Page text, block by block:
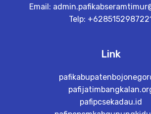
Email:
Telp:
Link
pafipcsekadau.id